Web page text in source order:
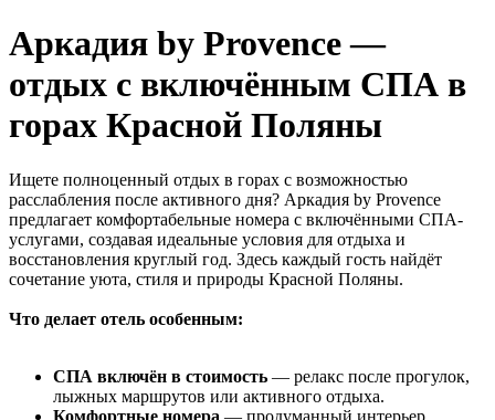
Аркадия by Provence —
отдых с включённым СПА в
горах Красной Поляны
Ищете полноценный отдых в горах с возможностью
расслабления после активного дня? Аркадия by Provence
предлагает комфортабельные номера с включёнными СПА-
услугами, создавая идеальные условия для отдыха и
восстановления круглый год. Здесь каждый гость найдёт
сочетание уюта, стиля и природы Красной Поляны.
Что делает отель особенным:
СПА включён в стоимость — релакс после прогулок,
лыжных маршрутов или активного отдыха.
Комфортные номера — продуманный интерьер,